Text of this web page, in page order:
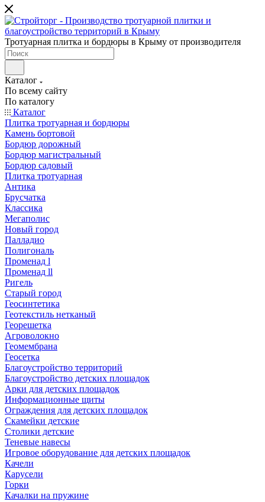
Тротуарная плитка и бордюры в Крыму от производителя
Каталог
По всему сайту
По каталогу
Каталог
Плитка тротуарная и бордюры
Камень бортовой
Бордюр дорожный
Бордюр магистральный
Бордюр садовый
Плитка тротуарная
Антика
Брусчатка
Классика
Мегаполис
Новый город
Палладио
Полигональ
Променад l
Променад ll
Ригель
Старый город
Геосинтетика
Геотекстиль нетканый
Георешетка
Агроволокно
Геомембрана
Геосетка
Благоустройство территорий
Благоустройство детских площадок
Арки для детских площадок
Информационные щиты
Ограждения для детских площадок
Скамейки детские
Столики детские
Теневые навесы
Игровое оборудование для детских площадок
Качели
Карусели
Горки
Качалки на пружине